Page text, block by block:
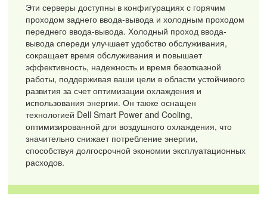
Эти серверы доступны в конфигурациях с горячим
проходом заднего ввода-вывода и холодным проходом
переднего ввода-вывода. Холодный проход ввода-
вывода спереди улучшает удобство обслуживания,
сокращает время обслуживания и повышает
эффективность, надежность и время безотказной
работы, поддерживая ваши цели в области устойчивого
развития за счет оптимизации охлаждения и
использования энергии. Он также оснащен
технологией Dell Smart Power and Cooling,
оптимизированной для воздушного охлаждения, что
значительно снижает потребление энергии,
способствуя долгосрочной экономии эксплуатационных
расходов.